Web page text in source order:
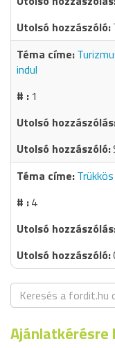
indul
1
4
Ajánlatkérésre